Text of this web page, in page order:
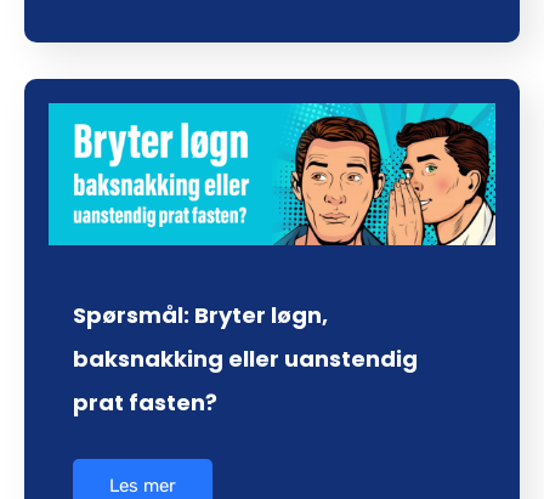
Spørsmål: Bryter løgn,
baksnakking eller uanstendig
prat fasten?
Les mer